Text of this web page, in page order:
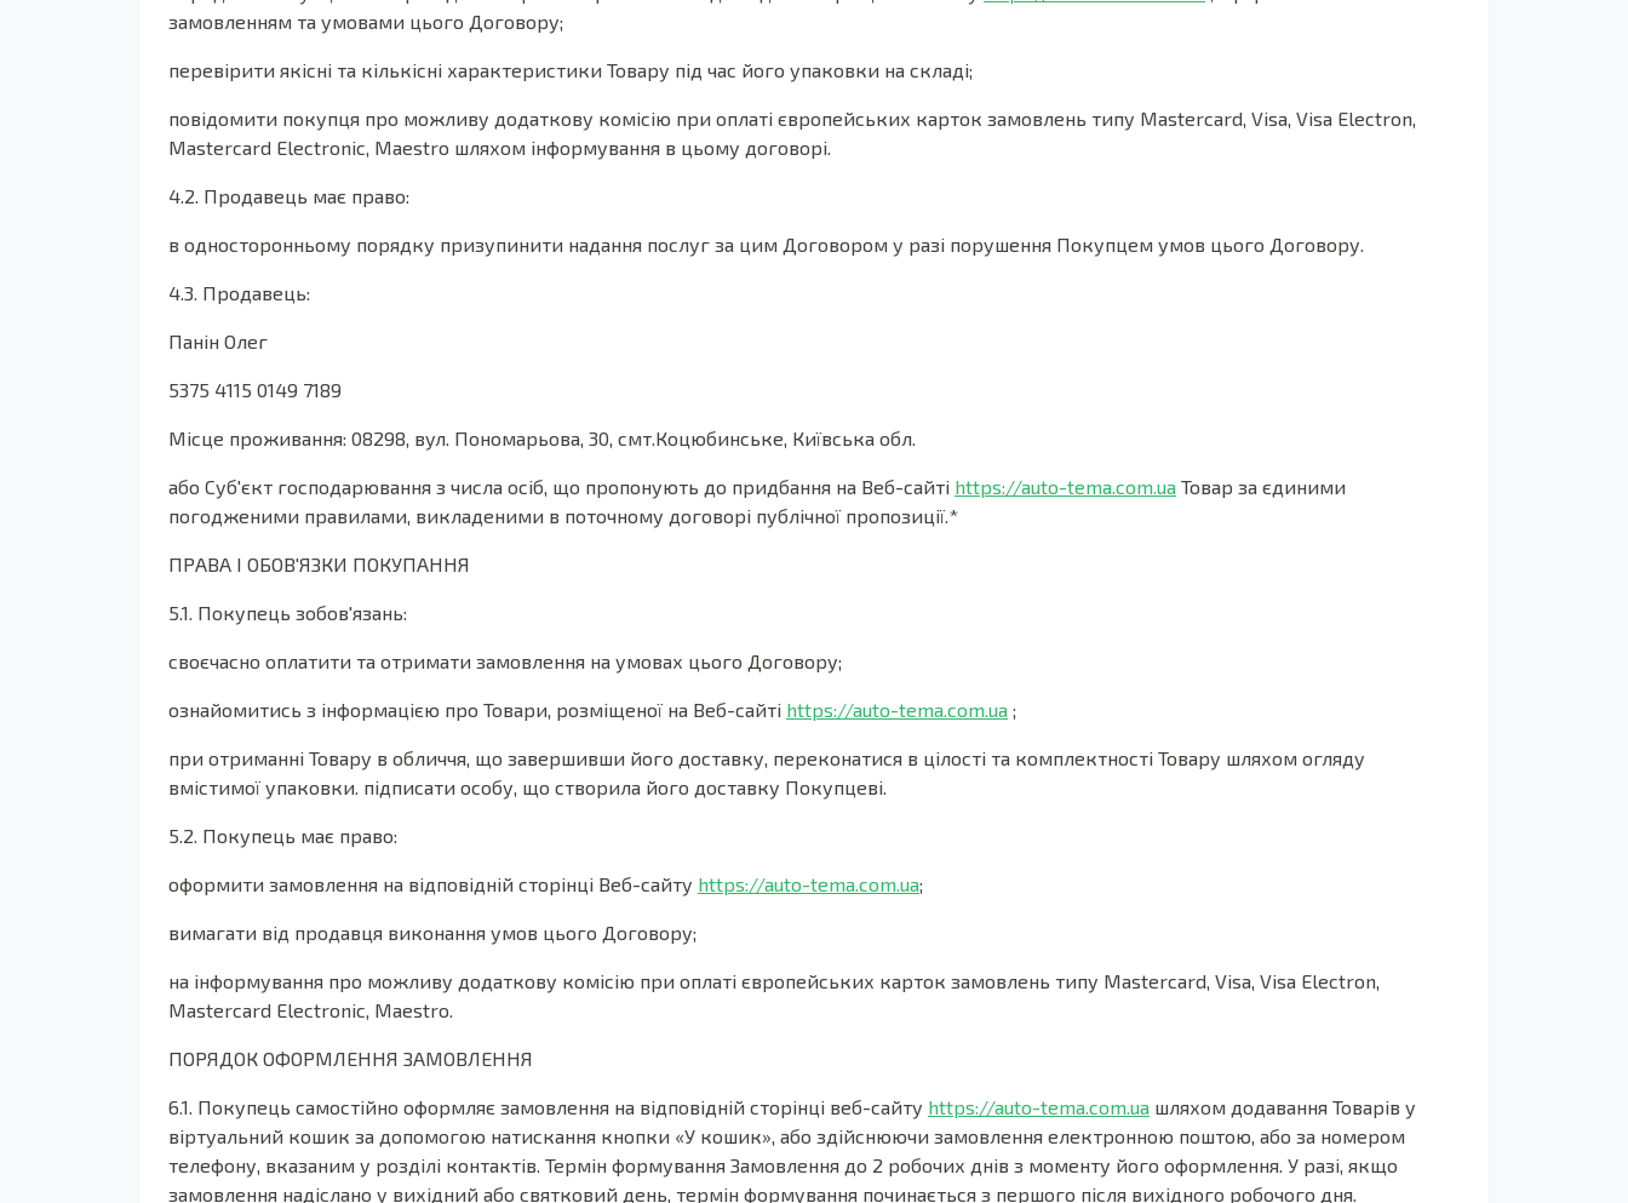
замовленням та умовами цього Договору;
перевірити якісні та кількісні характеристики Товару під час його упаковки на складі;
повідомити покупця про можливу додаткову комісію при оплаті європейських карток замовлень типу Mastercard, Visa, Visa Electron,
Mastercard Electronic, Maestro шляхом інформування в цьому договорі.
4.2. Продавець має право:
в односторонньому порядку призупинити надання послуг за цим Договором у разі порушення Покупцем умов цього Договору.
4.3. Продавець:
Панін Олег
5375 4115 0149 7189
Місце проживання: 08298, вул. Пономарьова, 30, смт.Коцюбинське, Київська обл.
або Суб'єкт господарювання з числа осіб, що пропонують до придбання на Веб-сайті https://auto-tema.com.ua Товар за єдиними
погодженими правилами, викладеними в поточному договорі публічної пропозиції.*
ПРАВА І ОБОВ'ЯЗКИ ПОКУПАННЯ
5.1. Покупець зобов'язань:
своєчасно оплатити та отримати замовлення на умовах цього Договору;
ознайомитись з інформацією про Товари, розміщеної на Веб-сайті https://auto-tema.com.ua ;
при отриманні Товару в обличчя, що завершивши його доставку, переконатися в цілості та комплектності Товару шляхом огляду
вмістимої упаковки. підписати особу, що створила його доставку Покупцеві.
5.2. Покупець має право:
оформити замовлення на відповідній сторінці Веб-сайту https://auto-tema.com.ua;
вимагати від продавця виконання умов цього Договору;
на інформування про можливу додаткову комісію при оплаті європейських карток замовлень типу Mastercard, Visa, Visa Electron,
Mastercard Electronic, Maestro.
ПОРЯДОК ОФОРМЛЕННЯ ЗАМОВЛЕННЯ
6.1. Покупець самостійно оформляє замовлення на відповідній сторінці веб-сайту https://auto-tema.com.ua шляхом додавання Товарів у
віртуальний кошик за допомогою натискання кнопки «У кошик», або здійснюючи замовлення електронною поштою, або за номером
телефону, вказаним у розділі контактів. Термін формування Замовлення до 2 робочих днів з моменту його оформлення. У разі, якщо
замовлення надіслано у вихідний або святковий день, термін формування починається з першого після вихідного робочого дня.